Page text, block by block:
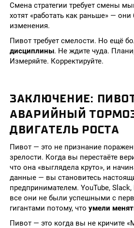
Смена стратегии требует смены
хотят «работать как раньше» — они
изменения.
Пивот требует смелости. Но ещё
дисциплины. Не ждите чуда.
Измеряйте. Корректируйте.
ЗАКЛЮЧЕНИЕ:
АВАРИЙНЫЙ
ДВИГАТЕЛЬ РОСТА
Пивот — это не признание
зрелости. Когда вы перестаёте
что она «выглядела круто», и
данные — вы становитесь
предпринимателем. YouTube,
все они не были успешными с
гигантами потому, что умели
Пивот — это когда вы не кричите